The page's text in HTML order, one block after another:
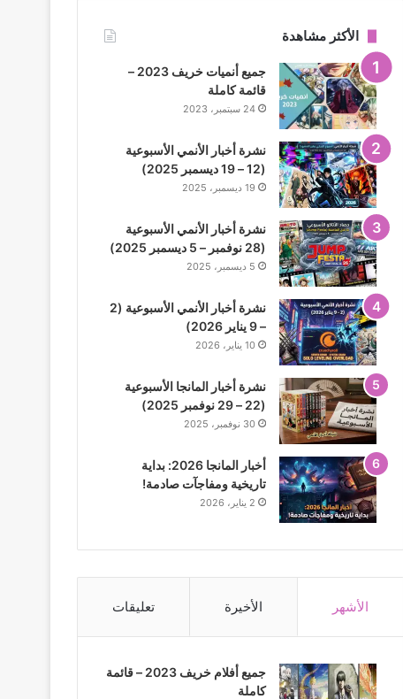
الأكثر مشاهدة
جميع أنميات خريف 2023 –
قائمة كاملة
24 سبتمبر، 2023
نشرة أخبار الأنمي الأسبوعية
(12 – 19 ديسمبر 2025)
19 ديسمبر، 2025
نشرة أخبار الأنمي الأسبوعية
(28 نوفمبر – 5 ديسمبر 2025)
5 ديسمبر، 2025
نشرة أخبار الأنمي الأسبوعية (2
– 9 يناير 2026)
10 يناير، 2026
نشرة أخبار المانجا الأسبوعية
(22 – 29 نوفمبر 2025)
30 نوفمبر، 2025
أخبار المانجا 2026: بداية
تاريخية ومفاجآت صادمة!
2 يناير، 2026
الأشهر الأخيرة تعليقات
جميع أفلام خريف 2023 – قائمة
كاملة